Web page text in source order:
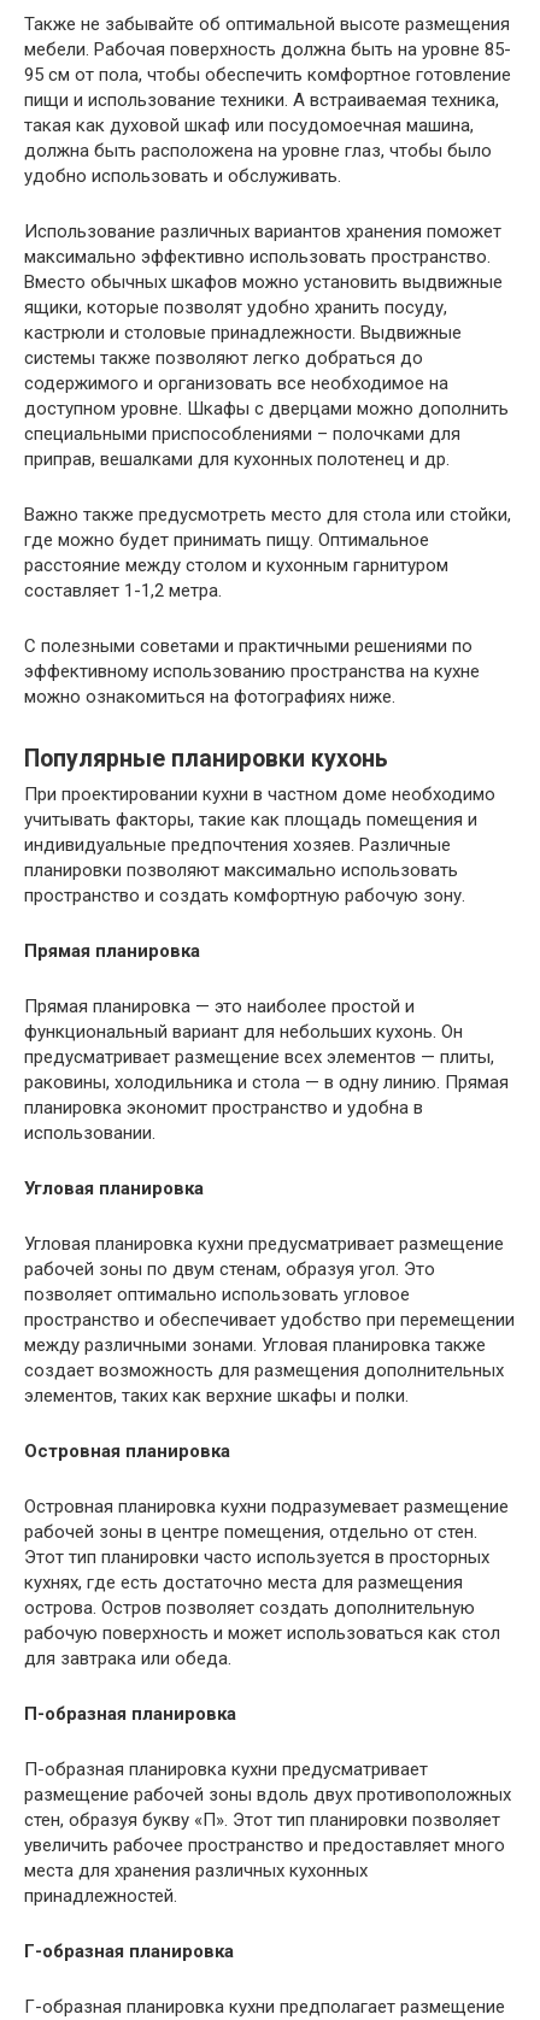
Также не забывайте об оптимальной высоте размещения
мебели. Рабочая поверхность должна быть на уровне 85-
95 см от пола, чтобы обеспечить комфортное готовление
пищи и использование техники. А встраиваемая техника,
такая как духовой шкаф или посудомоечная машина,
должна быть расположена на уровне глаз, чтобы было
удобно использовать и обслуживать.
Использование различных вариантов хранения поможет
максимально эффективно использовать пространство.
Вместо обычных шкафов можно установить выдвижные
ящики, которые позволят удобно хранить посуду,
кастрюли и столовые принадлежности. Выдвижные
системы также позволяют легко добраться до
содержимого и организовать все необходимое на
доступном уровне. Шкафы с дверцами можно дополнить
специальными приспособлениями – полочками для
приправ, вешалками для кухонных полотенец и др.
Важно также предусмотреть место для стола или стойки,
где можно будет принимать пищу. Оптимальное
расстояние между столом и кухонным гарнитуром
составляет 1-1,2 метра.
С полезными советами и практичными решениями по
эффективному использованию пространства на кухне
можно ознакомиться на фотографиях ниже.
Популярные планировки кухонь
При проектировании кухни в частном доме необходимо
учитывать факторы, такие как площадь помещения и
индивидуальные предпочтения хозяев. Различные
планировки позволяют максимально использовать
пространство и создать комфортную рабочую зону.
Прямая планировка
Прямая планировка — это наиболее простой и
функциональный вариант для небольших кухонь. Он
предусматривает размещение всех элементов — плиты,
раковины, холодильника и стола — в одну линию. Прямая
планировка экономит пространство и удобна в
использовании.
Угловая планировка
Угловая планировка кухни предусматривает размещение
рабочей зоны по двум стенам, образуя угол. Это
позволяет оптимально использовать угловое
пространство и обеспечивает удобство при перемещении
между различными зонами. Угловая планировка также
создает возможность для размещения дополнительных
элементов, таких как верхние шкафы и полки.
Островная планировка
Островная планировка кухни подразумевает размещение
рабочей зоны в центре помещения, отдельно от стен.
Этот тип планировки часто используется в просторных
кухнях, где есть достаточно места для размещения
острова. Остров позволяет создать дополнительную
рабочую поверхность и может использоваться как стол
для завтрака или обеда.
П-образная планировка
П-образная планировка кухни предусматривает
размещение рабочей зоны вдоль двух противоположных
стен, образуя букву «П». Этот тип планировки позволяет
увеличить рабочее пространство и предоставляет много
места для хранения различных кухонных
принадлежностей.
Г-образная планировка
Г-образная планировка кухни предполагает размещение